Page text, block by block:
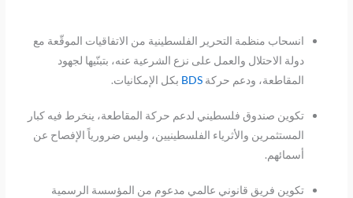
انسحاب منظمة التحرير الفلسطينية من الاتفاقيات الموقّعة مع
دولة الاحتلال والعمل على نزع الشرعية عنه، بتبنّيها لجهود
المقاطعة، ودعم حركة BDS بكل الإمكانيات.
تكوين صندوق فلسطيني لدعم حركة المقاطعة، ينخرط فيه كبار
المستثمرين والأثرياء الفلسطينيين، وليس ضرورياً الإفصاح عن
أسمائهم.
تكوين فريق قانوني عالمي مدعوم من المؤسسة الرسمية